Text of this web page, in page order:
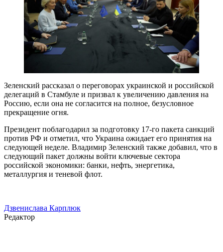
Зеленский рассказал о переговорах украинской и российской
делегаций в Стамбуле и призвал к увеличению давления на
Россию, если она не согласится на полное, безусловное
прекращение огня.
Президент поблагодарил за подготовку 17-го пакета санкций
против РФ и отметил, что Украина ожидает его принятия на
следующей неделе. Владимир Зеленский также добавил, что в
следующий пакет должны войти ключевые сектора
российской экономики: банки, нефть, энергетика,
металлургия и теневой флот.
Дзвенислава Карплюк
Редактор